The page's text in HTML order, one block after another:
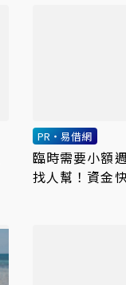
PR・易借網
臨時需要小額
找人幫！資金